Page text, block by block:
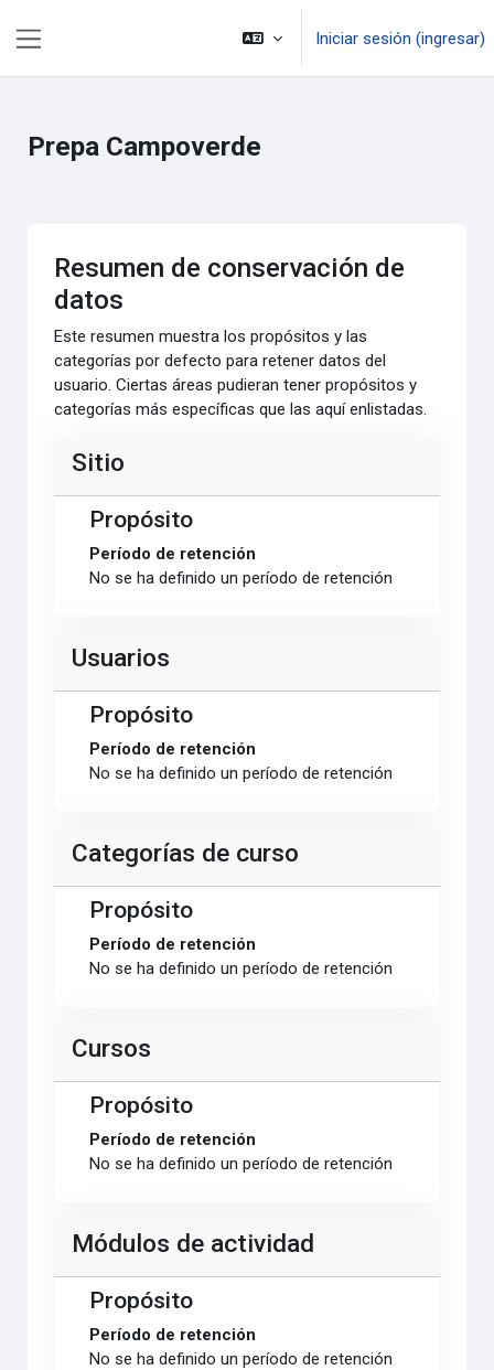
Iniciar sesión (ingresar)
Prepa Campoverde
Resumen de conservación de
datos
Este resumen muestra los propósitos y las
categorías por defecto para retener datos del
usuario. Ciertas áreas pudieran tener propósitos y
categorías más específicas que las aquí enlistadas.
Sitio
Propósito
Período de retención
No se ha definido un período de retención
Usuarios
Propósito
Período de retención
No se ha definido un período de retención
Categorías de curso
Propósito
Período de retención
No se ha definido un período de retención
Cursos
Propósito
Período de retención
No se ha definido un período de retención
Módulos de actividad
Propósito
Período de retención
No se ha definido un período de retención